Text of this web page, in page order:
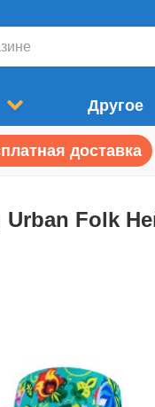
Другое
доставка
Urban Folk